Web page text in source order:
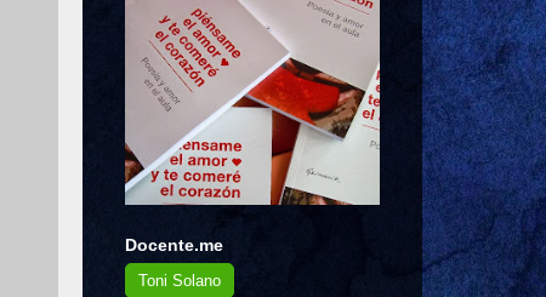
Docente.me
Toni Solano